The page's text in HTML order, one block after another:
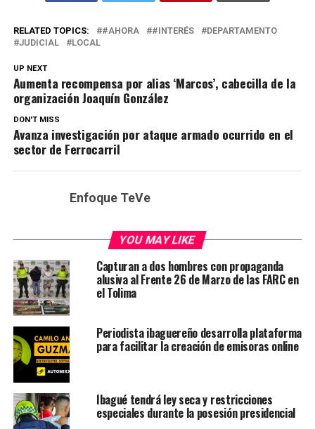
RELATED TOPICS: #AHORA #INTERÉS
DEPARTAMENTO
JUDICIAL
LOCAL
UP NEXT
Aumenta recompensa por alias ‘Marcos’, cabecilla de la
organización Joaquín González
DON'T MISS
Avanza investigación por ataque armado ocurrido en el
sector de Ferrocarril
Enfoque TeVe
YOU MAY LIKE
Capturan a dos hombres con propaganda
alusiva al Frente 26 de Marzo de las FARC en
el Tolima
Periodista ibaguereño desarrolla plataforma
para facilitar la creación de emisoras online
Ibagué tendrá ley seca y restricciones
especiales durante la posesión presidencial